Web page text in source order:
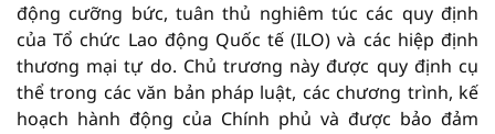
động cưỡng bức, tuân thủ nghiêm túc các quy định
của Tổ chức Lao động Quốc tế (ILO) và các hiệp định
thương mại tự do. Chủ trương này được quy định cụ
thể trong các văn bản pháp luật, các chương trình, kế
hoạch hành động của Chính phủ và được bảo đảm